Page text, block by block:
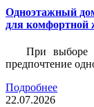
Одноэтажный
для комфортной
При выборе
предпочтение
Подробнее
22.07.2026